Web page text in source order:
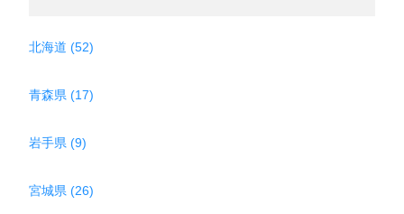
北海道 (52)
青森県 (17)
岩手県 (9)
宮城県 (26)